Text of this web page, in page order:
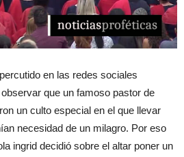
en las redes sociales
que un famoso pastor de
un culto especial en el que llevar
necesidad de un milagro. Por eso
ingrid decidió sobre el altar poner un